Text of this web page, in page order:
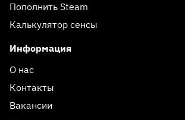
Пополнить Steam
Калькулятор сенсы
Информация
О нас
Контакты
Вакансии